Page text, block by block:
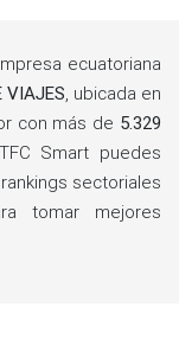
ecuatoriana
VIAJES, ubicada en
con más de 5.329
Smart puedes
sectoriales
tomar mejores